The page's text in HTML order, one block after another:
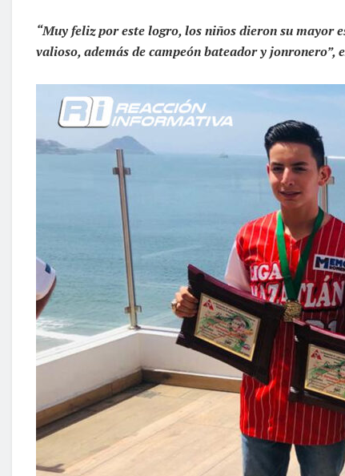
“Muy feliz por este logro, los niños dieron su mayor
valioso, además de campeón bateador y jonronero”,